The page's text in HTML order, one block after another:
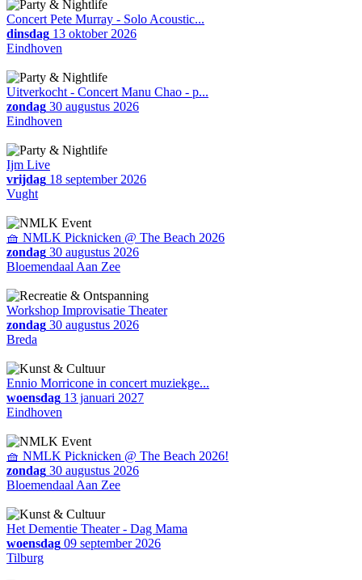
Concert Pete Murray - Solo Acoustic...
dinsdag 13 oktober 2026
Eindhoven
Uitverkocht - Concert Manu Chao - p...
zondag 30 augustus 2026
Eindhoven
Ijm Live
vrijdag 18 september 2026
Vught
🧺 NMLK Picknicken @ The Beach 2026
zondag 30 augustus 2026
Bloemendaal Aan Zee
Workshop Improvisatie Theater
zondag 30 augustus 2026
Breda
Ennio Morricone in concert muziekge...
woensdag 13 januari 2027
Eindhoven
🧺 NMLK Picknicken @ The Beach 2026!
zondag 30 augustus 2026
Bloemendaal Aan Zee
Het Dementie Theater - Dag Mama
woensdag 09 september 2026
Tilburg